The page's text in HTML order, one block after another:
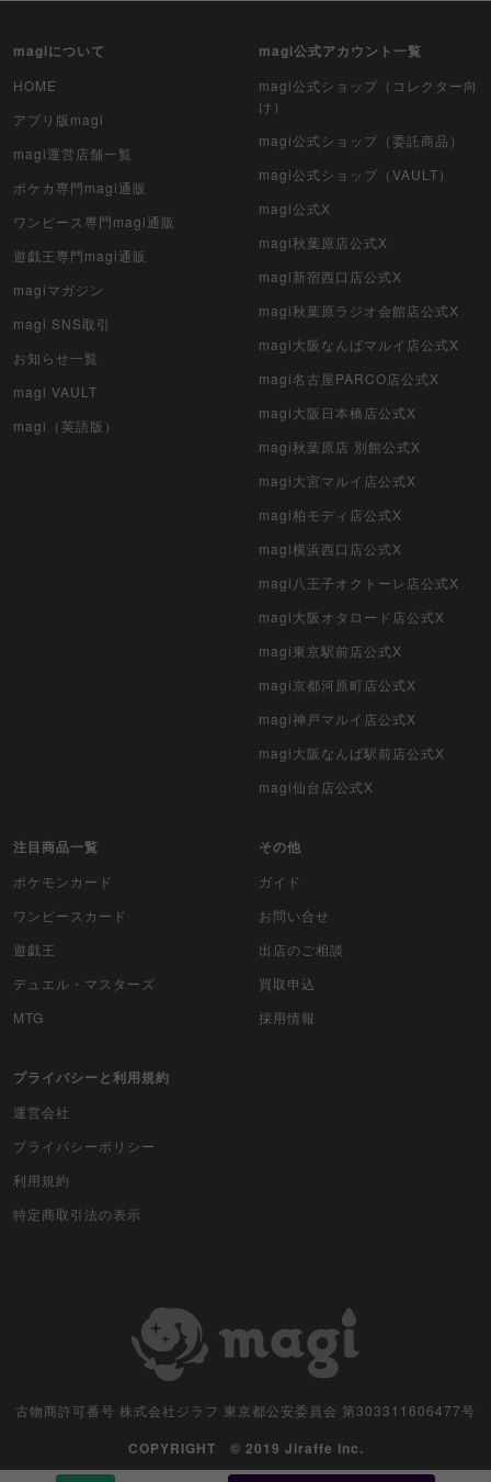
magiについて
HOME
アプリ版magi
magi運営店舗一覧
ポケカ専門magi通販
ワンピース専門magi通販
遊戯王専門magi通販
magiマガジン
magi SNS取引
お知らせ一覧
magi VAULT
magi（英語版）
magi公式アカウント一覧
magi公式ショップ（コレクター向
け）
magi公式ショップ（委託商品）
magi公式ショップ（VAULT）
magi公式X
magi秋葉原店公式X
magi新宿西口店公式X
magi秋葉原ラジオ会館店公式X
magi大阪なんばマルイ店公式X
magi名古屋PARCO店公式X
magi大阪日本橋店公式X
magi秋葉原店 別館公式X
magi大宮マルイ店公式X
magi柏モディ店公式X
magi横浜西口店公式X
magi八王子オクトーレ店公式X
magi大阪オタロード店公式X
magi東京駅前店公式X
magi京都河原町店公式X
magi神戸マルイ店公式X
magi大阪なんば駅前店公式X
magi仙台店公式X
注目商品一覧
ポケモンカード
ワンピースカード
遊戯王
デュエル・マスターズ
MTG
その他
ガイド
お問い合せ
出店のご相談
買取申込
採用情報
プライバシーと利用規約
運営会社
プライバシーポリシー
利用規約
特定商取引法の表示
古物商許可番号 株式会社ジラフ 東京都公安委員会 第303311606477号
COPYRIGHT © 2019 Jiraffe Inc.